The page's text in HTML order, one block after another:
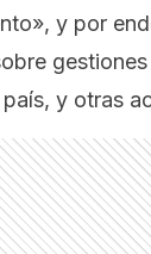
y por
y otras